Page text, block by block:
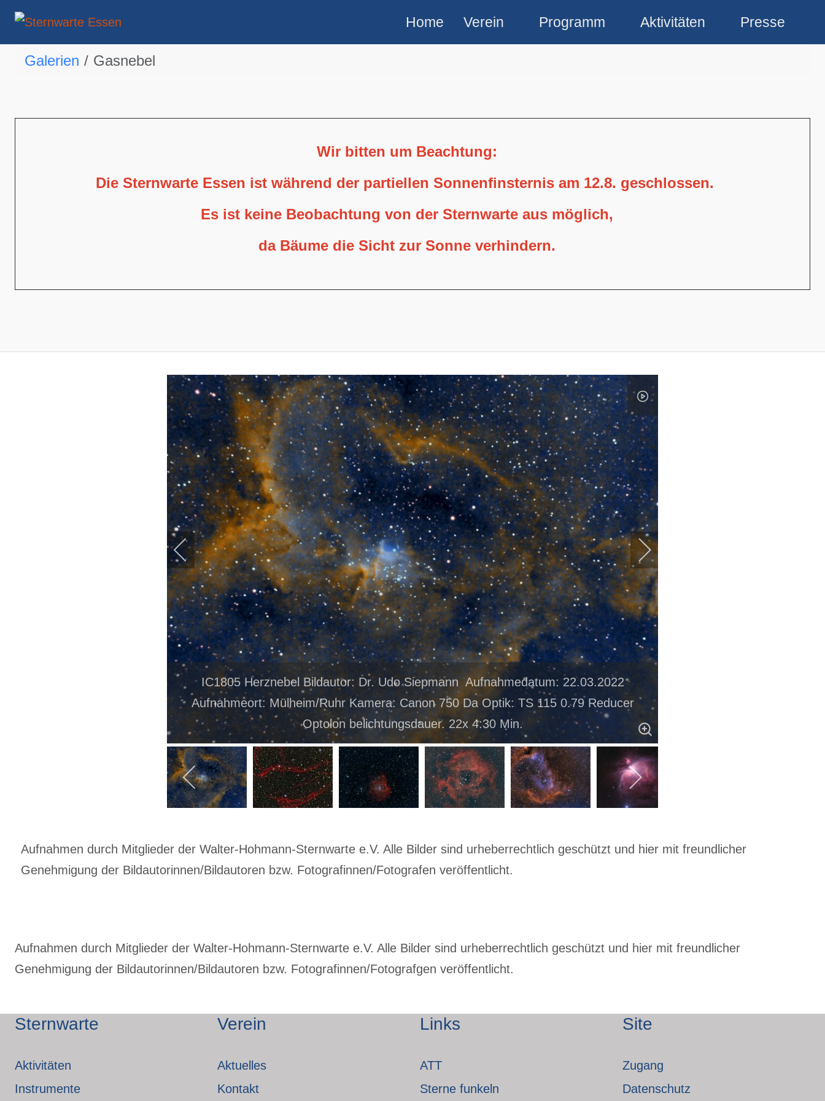
Home Verein Programm Aktivitäten Presse
Galerien Gasnebel
Wir bitten um Beachtung:
Die Sternwarte Essen ist während der partiellen Sonnenfinsternis am 12.8. geschlossen.
Es ist keine Beobachtung von der Sternwarte aus möglich,
da Bäume die Sicht zur Sonne verhindern.
IC1805 Herznebel Bildautor: Dr. Udo Siepmann Aufnahmedatum: 22.03.2022
Aufnahmeort: Mülheim/Ruhr Kamera: Canon 750 Da Optik: TS 115 0.79 Reducer
Optolon belichtungsdauer. 22x 4:30 Min.
Aufnahmen durch Mitglieder der Walter-Hohmann-Sternwarte e.V. Alle Bilder sind urheberrechtlich geschützt und hier mit freundlicher
Genehmigung der Bildautorinnen/Bildautoren bzw. Fotografinnen/Fotografen veröffentlicht.
Aufnahmen durch Mitglieder der Walter-Hohmann-Sternwarte e.V. Alle Bilder sind urheberrechtlich geschützt und hier mit freundlicher
Genehmigung der Bildautorinnen/Bildautoren bzw. Fotografinnen/Fotografgen veröffentlicht.
Sternwarte
Aktivitäten
Instrumente
Verein
Aktuelles
Kontakt
Links
ATT
Sterne funkeln
Site
Zugang
Datenschutz